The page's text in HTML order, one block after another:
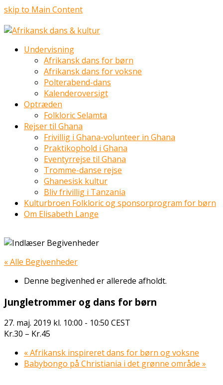
skip to Main Content
Undervisning
Afrikansk dans for børn
Afrikansk dans for voksne
Polterabend-dans
Kalenderoversigt
Optræden
Folkloric Selamta
Rejser til Ghana
Frivillig i Ghana-volunteer in Ghana
Praktikophold i Ghana
Eventyrrejse til Ghana
Tromme-danse rejse
Ghanesisk kultur
Bliv frivillig i Tanzania
Kulturbroen Folkloric og sponsorprogram for børn
Om Elisabeth Lange
« Alle Begivenheder
Denne begivenhed er allerede afholdt.
Jungletrommer og dans for børn
27. maj. 2019 kl. 10:00 - 10:50 CEST
Kr.30 – Kr.45
«Afrikansk inspireret dans for børn og voksne
Babybongo på Christiania i det grønne område »